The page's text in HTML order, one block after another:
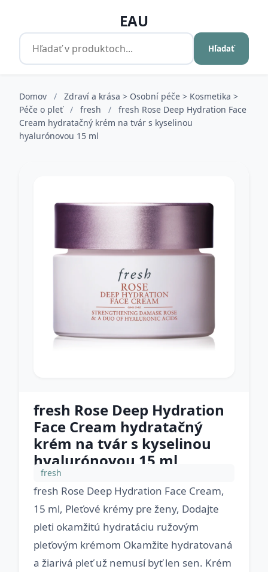
EAU
Hľadať
Domov /
Zdraví a krása > Osobní péče > Kosmetika >
Péče o pleť / fresh /
fresh Rose Deep Hydration Face
Cream hydratačný krém na tvár s kyselinou
hyalurónovou 15 ml
fresh Rose Deep Hydration
Face Cream hydratačný
krém na tvár s kyselinou
hyalurónovou 15 ml
fresh
fresh Rose Deep Hydration Face Cream,
15 ml, Pleťové krémy pre ženy, Dodajte
pleti okamžitú hydratáciu ružovým
pleťovým krémom Okamžite hydratovaná
a žiarivá pleť už nemusí byť len sen. Krém